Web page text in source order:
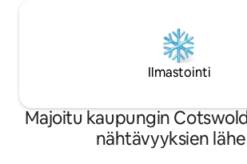
Ilmastointi
Majoitu kaupungin
nähtävyyksien